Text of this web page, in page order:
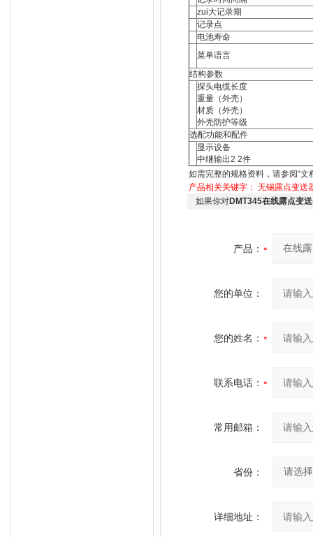
zui大记录期
记录点
电池寿命
菜单语言
结构参数
探头电缆长度
重量（外壳）
材质（外壳）
外壳防护等级
选配功能和配件
显示设备
中继输出2 2件
如需完整的规格资料，请参阅“文
产品相关关键字： 无锡露点变送
如果你对DMT345在线露点变
产品：
您的单位：
您的姓名：
联系电话：
常用邮箱：
省份：
详细地址：